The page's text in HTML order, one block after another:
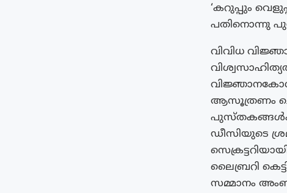
‘കറുപ്പും
പതിനൊന്നു
വിവിധ
ആസൂത്രണം
ഡീസിയുടെ
ലൈബ്രറി
സമ്മാനം